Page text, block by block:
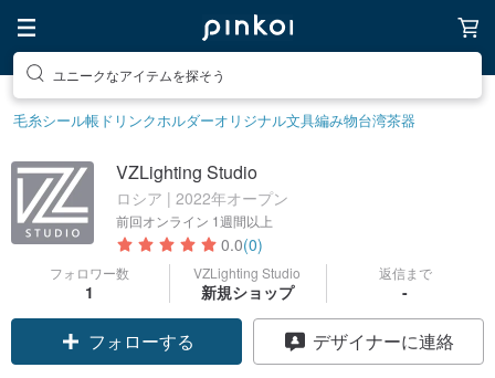
ユニークなアイテムを探そう
毛糸シール帳 ドリンクホルダーオリジナル文具編み物台湾茶器
VZLighting Studio
ロシア | 2022年オープン
前回オンライン 1週間以上
0.0(0)
フォロワー数
1
VZLighting Studio
新規ショップ
返信まで
-
フォローする デザイナーに連絡